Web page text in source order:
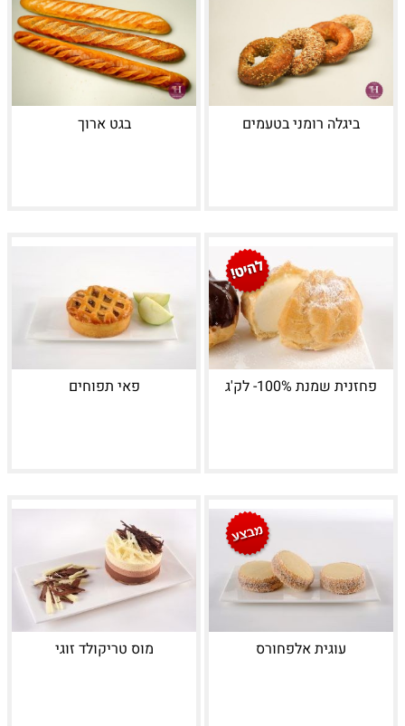
ביגלה רומני בטעמים בגט ארוך
פחזנית שמנת 100%- לק'ג פאי תפוחים
עוגית אלפחורס מוס טריקולד זוגי